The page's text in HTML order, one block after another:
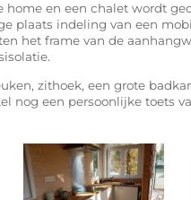
en een chalet wordt
plaats indeling van een
het frame van de
zithoek, een grote
nog een persoonlijke toets